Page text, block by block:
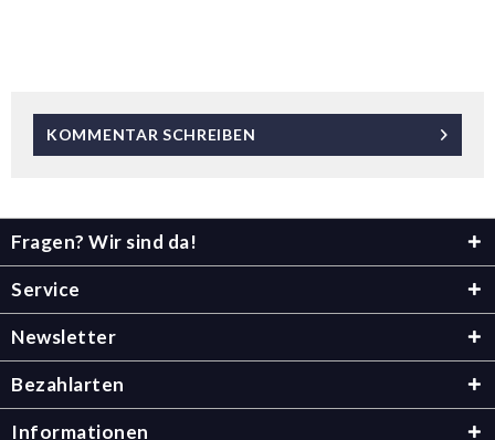
KOMMENTAR SCHREIBEN
Fragen? Wir sind da!
Service
Newsletter
Bezahlarten
Informationen